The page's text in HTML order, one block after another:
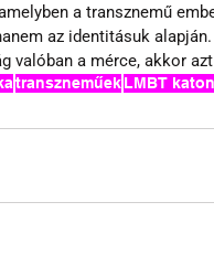
a transznemű
az identitásuk
valóban a mérce, akkor
transzneműek LMBT